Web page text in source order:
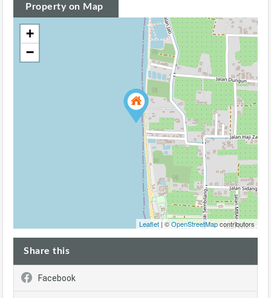
Property on Map
+
−
Leaflet | ©OpenStreetMapcontributors
Share this
Facebook